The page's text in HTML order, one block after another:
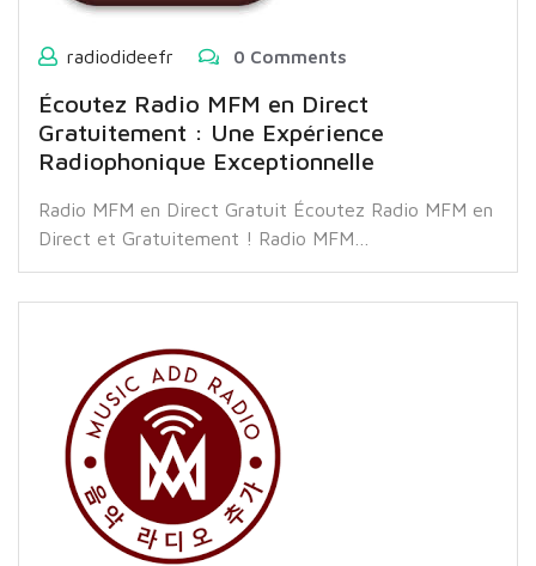
radiodideefr 0 Comments
Écoutez Radio MFM en Direct
Gratuitement : Une Expérience
Radiophonique Exceptionnelle
Radio MFM en Direct Gratuit Écoutez Radio MFM en
Direct et Gratuitement ! Radio MFM…